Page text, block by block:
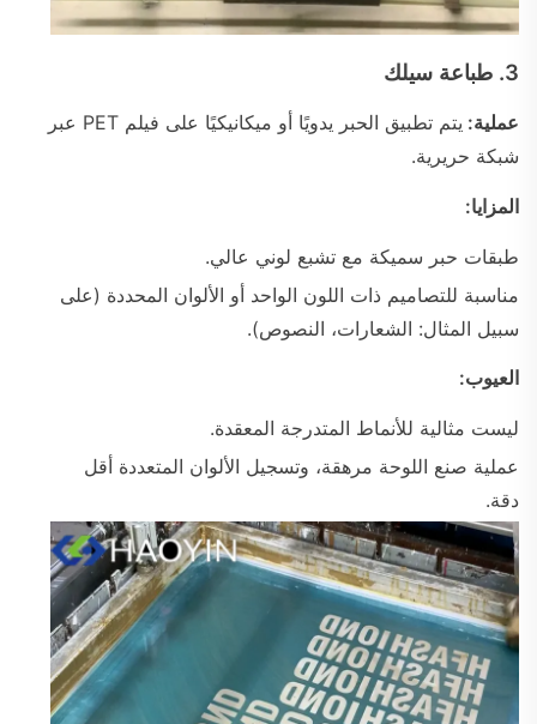
3. طباعة سيلك
عملية:
يتم تطبيق الحبر يدويًا أو ميكانيكيًا على فيلم PET عبر
شبكة حريرية.
المزايا:
طبقات حبر سميكة مع تشبع لوني عالي.
مناسبة للتصاميم ذات اللون الواحد أو الألوان المحددة (على
سبيل المثال: الشعارات، النصوص).
العيوب:
ليست مثالية للأنماط المتدرجة المعقدة.
عملية صنع اللوحة مرهقة، وتسجيل الألوان المتعددة أقل
دقة.